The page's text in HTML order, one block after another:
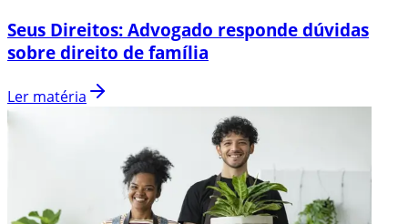
Seus Direitos: Advogado responde dúvidas
sobre direito de família
Ler matéria